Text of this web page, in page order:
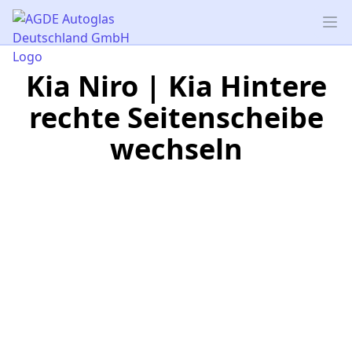
AGDE Autoglas Deutschland GmbH
Kia Niro | Kia Hintere
rechte Seitenscheibe
wechseln